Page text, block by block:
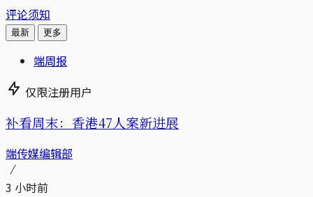
评论须知
最新 更多
端周报
仅限注册用户
补看周末：香港47人案新进展
端传媒编辑部
3 小时前